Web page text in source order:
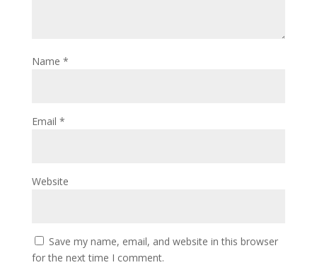
Name *
Email *
Website
Save my name, email, and website in this browser
for the next time I comment.